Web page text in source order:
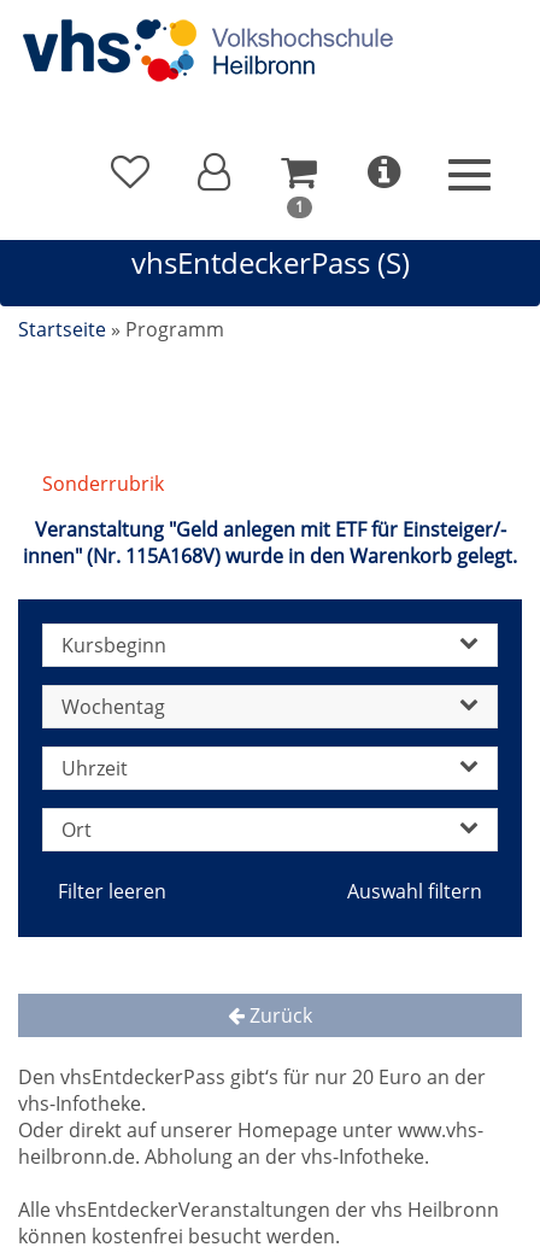
1 In
Warenkorb
befindet
sich
vhsEntdeckerPass (S)
Startseite » Programm
Sonderrubrik
Veranstaltung "Geld anlegen mit ETF für Einsteiger/-
innen" (Nr. 115A168V) wurde in den Warenkorb gelegt.
Kursbeginn
Wochentag
Uhrzeit
Ort
Filter leeren
Zurück
Den vhsEntdeckerPass gibt‘s für nur 20 Euro an der
vhs-Infotheke.
Oder direkt auf unserer Homepage unter www.vhs-
heilbronn.de. Abholung an der vhs-Infotheke.
Alle vhsEntdeckerVeranstaltungen der vhs Heilbronn
können kostenfrei besucht werden.